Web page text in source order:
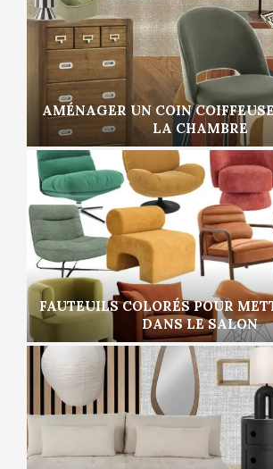
AMÉNAGER UN COIN
LA CHAMBRE
FAUTEUILS COLORÉS POUR
DANS LE SALON